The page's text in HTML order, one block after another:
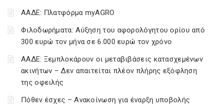
ΑΑΔΕ: Πλατφόρμα myAGRO
Φιλοδωρήματα: Αύξηση του αφορολόγητου ορίου από
300 ευρώ τον μήνα σε 6.000 ευρώ τον χρόνο
ΑΑΔΕ: Ξεμπλοκάρουν οι μεταβιβάσεις κατασχεμένων
ακινήτων – Δεν απαιτείται πλέον πλήρης εξόφληση
της οφειλής
Πόθεν έσχες – Ανακοίνωση για έναρξη υποβολής